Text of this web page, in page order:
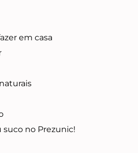
em casa
suco no Prezunic!